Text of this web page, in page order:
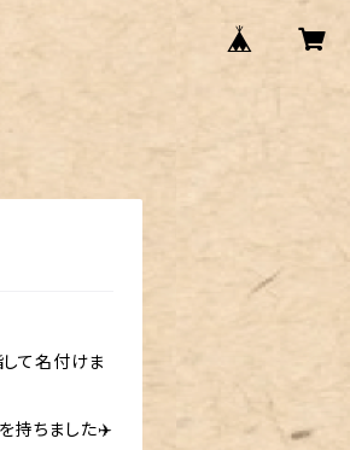
て名付けま
持ちました✈️